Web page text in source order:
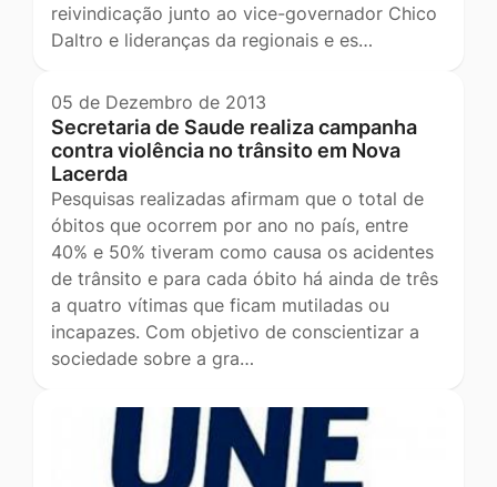
reivindicação junto ao vice-governador Chico
Daltro e lideranças da regionais e es…
05 de Dezembro de 2013
Secretaria de Saude realiza campanha
contra violência no trânsito em Nova
Lacerda
Pesquisas realizadas afirmam que o total de
óbitos que ocorrem por ano no país, entre
40% e 50% tiveram como causa os acidentes
de trânsito e para cada óbito há ainda de três
a quatro vítimas que ficam mutiladas ou
incapazes. Com objetivo de conscientizar a
sociedade sobre a gra…